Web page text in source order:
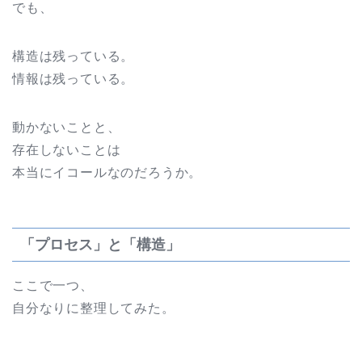
でも、
構造は残っている。
情報は残っている。
動かないことと、
存在しないことは
本当にイコールなのだろうか。
「プロセス」と「構造」
ここで一つ、
自分なりに整理してみた。